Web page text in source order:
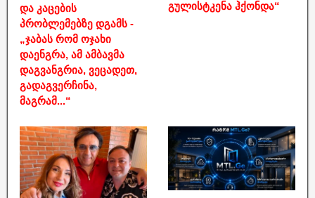
და კაცების
პრობლემებზე დგამს -
„ჯაბას რომ ოჯახი
დაენგრა, ამ ამბავმა
დაგვანგრია, ვეცადეთ,
გადაგვერჩინა,
მაგრამ...“
გულისტკენა ჰქონდა“